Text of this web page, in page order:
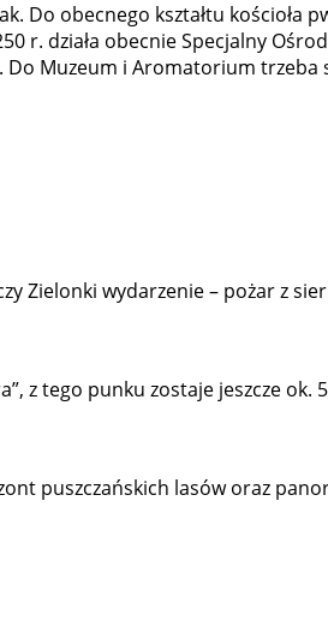
obecnego kształtu kościoła
r. działa obecnie Specjalny
Muzeum i Aromatorium trzeba
Zielonki wydarzenie – pożar z
z tego punku zostaje jeszcze ok.
puszczańskich lasów oraz